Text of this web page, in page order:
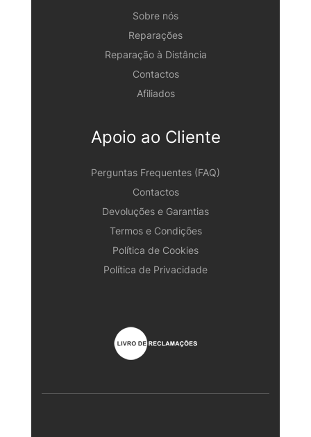
Sobre nós
Reparações
Reparação à Distância
Contactos
Afiliados
Apoio ao Cliente
Perguntas Frequentes (FAQ)
Contactos
Devoluções e Garantias
Termos e Condições
Política de Cookies
Política de Privacidade